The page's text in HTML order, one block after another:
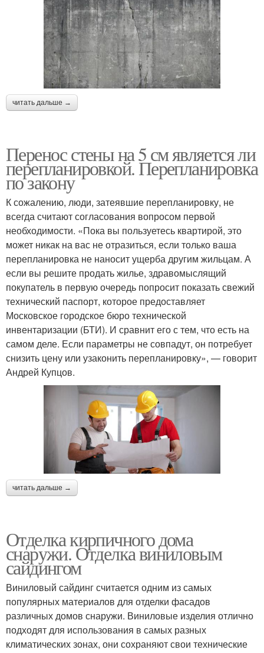
читать дальше →
Перенос стены на 5 см является ли
перепланировкой. Перепланировка
по закону
К сожалению, люди, затеявшие перепланировку, не
всегда считают согласования вопросом первой
необходимости. «Пока вы пользуетесь квартирой, это
может никак на вас не отразиться, если только ваша
перепланировка не наносит ущерба другим жильцам. А
если вы решите продать жилье, здравомыслящий
покупатель в первую очередь попросит показать свежий
технический паспорт, которое предоставляет
Московское городское бюро технической
инвентаризации (БТИ). И сравнит его с тем, что есть на
самом деле. Если параметры не совпадут, он потребует
снизить цену или узаконить перепланировку», — говорит
Андрей Купцов.
читать дальше →
Отделка кирпичного дома
снаружи. Отделка виниловым
сайдингом
Виниловый сайдинг считается одним из самых
популярных материалов для отделки фасадов
различных домов снаружи. Виниловые изделия отлично
подходят для использования в самых разных
климатических зонах, они сохраняют свои технические